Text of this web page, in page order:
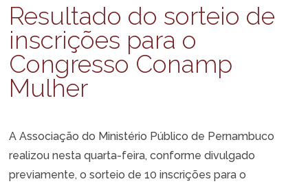
Resultado do sorteio de
inscrições para o
Congresso Conamp
Mulher
A Associação do Ministério Público de Pernambuco
realizou nesta quarta-feira, conforme divulgado
previamente, o sorteio de 10 inscrições para o